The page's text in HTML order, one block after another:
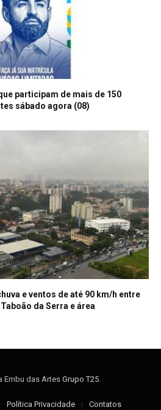
participam de mais de 150
sábado agora (08)
e ventos de até 90 km/h entre
da Serra e área
Embu das Artes Grupo T25
Política Privacidade Contatos